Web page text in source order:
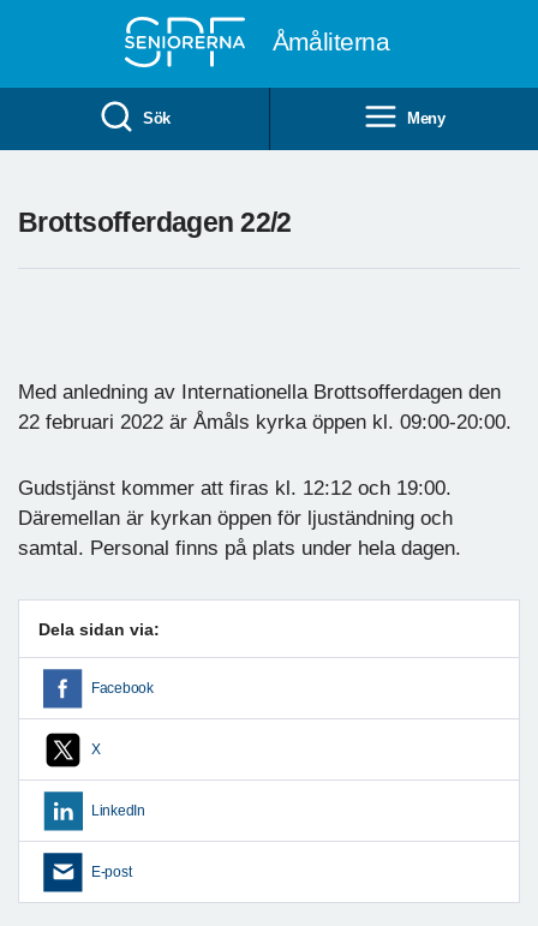
Åmåliterna
Sök Meny
Brottsofferdagen 22/2
Med anledning av Internationella Brottsofferdagen den
22 februari 2022 är Åmåls kyrka öppen kl. 09:00-20:00.
Gudstjänst kommer att firas kl. 12:12 och 19:00.
Däremellan är kyrkan öppen för ljuständning och
samtal. Personal finns på plats under hela dagen.
Dela sidan via:
Facebook
X
LinkedIn
E-post